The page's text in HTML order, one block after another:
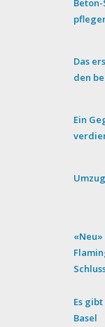
Das
den
Ein
Es
Basel